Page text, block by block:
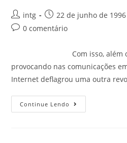
intg 22 de junho de 1996
0 comentário
Com isso, além da
provocando nas comunicações
Internet deflagrou uma outra
Continue Lendo